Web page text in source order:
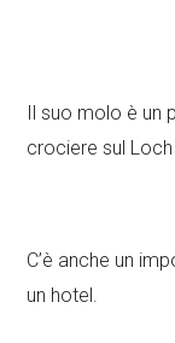
Il suo molo è un
crociere sul Loch
C’è anche un
un hotel.